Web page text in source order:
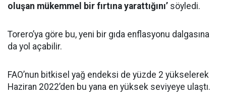
oluşan mükemmel bir fırtına yarattığını’ söyledi.
Torero’ya göre bu, yeni bir gıda enflasyonu dalgasına
da yol açabilir.
FAO’nun bitkisel yağ endeksi de yüzde 2 yükselerek
Haziran 2022’den bu yana en yüksek seviyeye ulaştı.